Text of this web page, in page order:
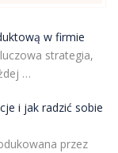
w firmie
strategia,
…
i jak radzić sobie
przez